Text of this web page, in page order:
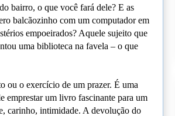
bairro, o que você fará dele? E as
balcãozinho com um computador em
empoeirados? Aquele sujeito que
uma biblioteca na favela – o que
ou o exercício de um prazer. É uma
emprestar um livro fascinante para um
carinho, intimidade. A devolução do